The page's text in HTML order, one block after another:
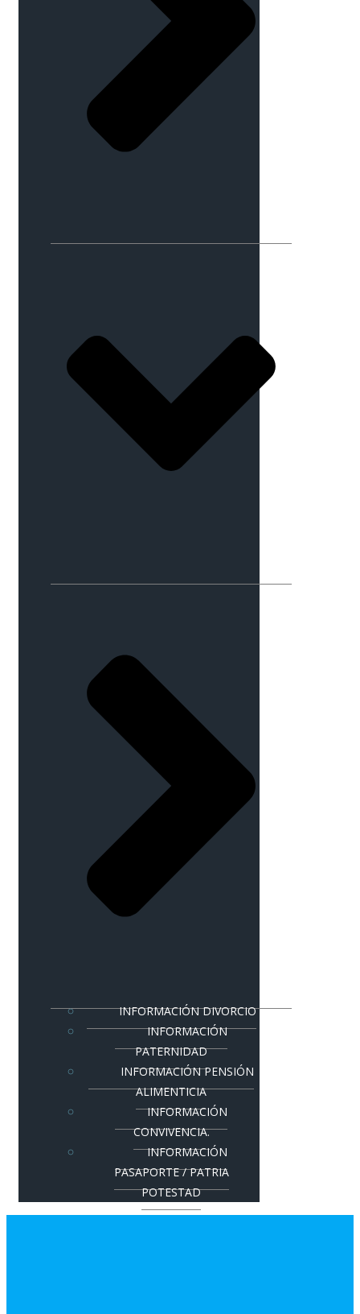
INFORMACIÓN DIVORCIO
INFORMACIÓN
PATERNIDAD
INFORMACIÓN PENSIÓN
ALIMENTICIA
INFORMACIÓN
CONVIVENCIA.
INFORMACIÓN
PASAPORTE / PATRIA
POTESTAD